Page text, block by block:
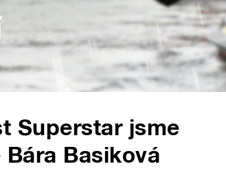
Superstar jsme
Basiková